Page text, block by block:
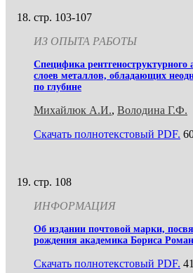
стр. 103-107
ИЗ ОПЫТА РАБОТЫ
Специфика рентгеноструктурного
слоев металлов, обладающих
по глубине
Михайлюк А.И., Володина Г.Ф.
Скачать полнотекстовый PDF.
стр. 108
ИНФОРМАЦИЯ
Об издании почтовой марки,
рождения академика Бориса
Скачать полнотекстовый PDF.